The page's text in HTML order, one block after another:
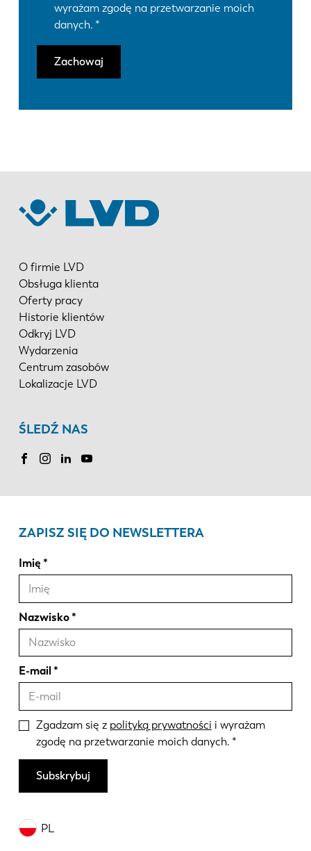
wyrażam zgodę na przetwarzanie moich
danych.
Zachowaj
O firmie LVD
Obsługa klienta
Oferty pracy
Historie klientów
Odkryj LVD
Wydarzenia
Centrum zasobów
Lokalizacje LVD
ŚLEDŹ NAS
PL
ZAPISZ SIĘ DO NEWSLETTERA
Imię
Nazwisko
E-mail
Zgadzam się z polityką prywatności i wyrażam
zgodę na przetwarzanie moich danych.
Subskrybuj